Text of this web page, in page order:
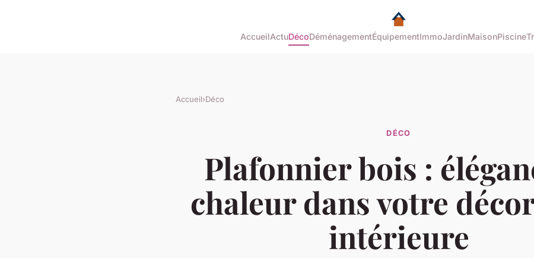
AccueilActuDécoDéménagementÉquipementImmoJardinMaisonPiscine
Accueil›Déco
DÉCO
Plafonnier bois :
chaleur dans votre
intérieure